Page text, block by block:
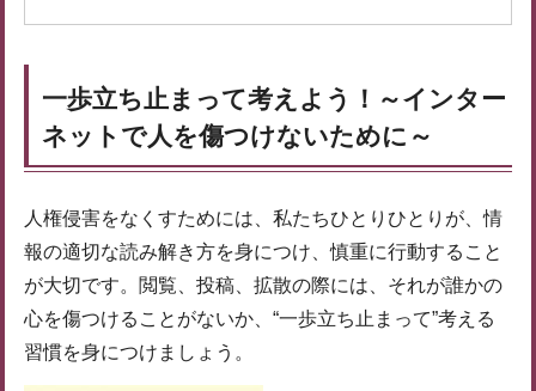
一歩立ち止まって考えよう！～インター
ネットで人を傷つけないために～
人権侵害をなくすためには、私たちひとりひとりが、情
報の適切な読み解き方を身につけ、慎重に行動すること
が大切です。閲覧、投稿、拡散の際には、それが誰かの
心を傷つけることがないか、“一歩立ち止まって”考える
習慣を身につけましょう。